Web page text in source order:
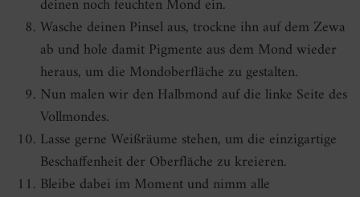
deinen noch feuchten Mond ein.
Wasche deinen Pinsel aus, trockne ihn auf dem Zewa
ab und hole damit Pigmente aus dem Mond wieder
heraus, um die Mondoberfläche zu gestalten.
Nun malen wir den Halbmond auf die linke Seite des
Vollmondes.
Lasse gerne Weißräume stehen, um die einzigartige
Beschaffenheit der Oberfläche zu kreieren.
Bleibe dabei im Moment und nimm alle